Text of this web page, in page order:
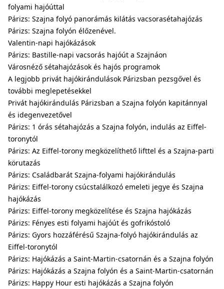
folyami hajóúttal
Párizs: Szajna folyó panorámás kilátás vacsorasétahajózás
Párizs: Szajna folyón élőzenével.
Valentin-napi hajókázások
Párizs: Bastille-napi vacsorás hajóút a Szajnáon
Városnéző sétahajózások és hajós programok
A legjobb privát hajókirándulások Párizsban pezsgővel és
további meglepetésekkel
Privát hajókirándulás Párizsban a Szajna folyón kapitánnyal
és idegenvezetővel
Párizs: 1 órás sétahajózás a Szajna folyón, indulás az Eiffel-
toronytól
Párizs: Az Eiffel-torony megközelíthető lifttel és a Szajna-parti
körutazás
Párizs: Családbarát Szajna-folyami hajókirándulás
Párizs: Eiffel-torony csúcstalálkozó emeleti jegye és Szajna
hajókázás
Párizs: Eiffel-torony megközelítése és Szajna hajókázás
Párizs: Fényes esti folyami hajóút és gofrikóstoló
Párizs: Gyors hozzáférésű Szajna-folyó hajókirándulás az
Eiffel-toronytól
Párizs: Hajókázás a Saint-Martin-csatornán és a Szajna folyón
Párizs: Hajókázás a Szajna folyón és a Saint-Martin-csatornán
Párizs: Happy Hour esti hajókázás a Szajna folyón